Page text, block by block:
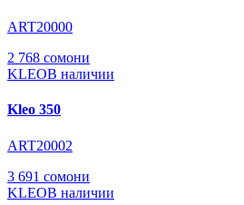
ART20000
2 768 сомони
KLEOВ наличии
Kleo 350
ART20002
3 691 сомони
KLEOВ наличии